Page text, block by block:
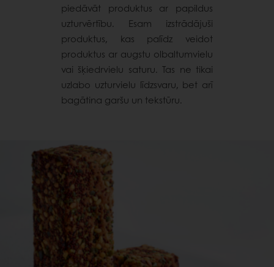
piedāvāt produktus ar papildus
uzturvērtību. Esam izstrādājuši
produktus, kas palīdz veidot
produktus ar augstu olbaltumvielu
vai šķiedrvielu saturu. Tas ne tikai
uzlabo uzturvielu līdzsvaru, bet arī
bagātina garšu un tekstūru.